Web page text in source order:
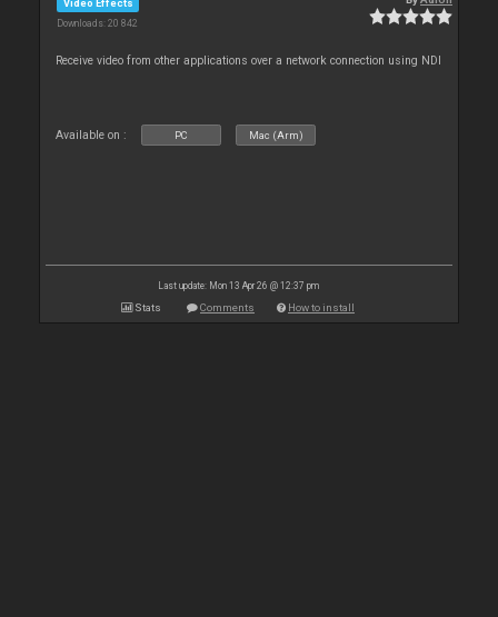
Video Effects
Downloads: 20 842
Receive video from other applications over a network connection using NDI
Available on : PC Mac (Arm)
Last update: Mon 13 Apr 26 @ 12:37 pm
Stats Comments How to install